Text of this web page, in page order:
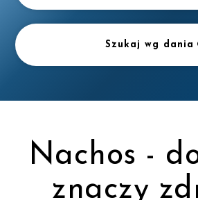
Szukaj wg dania
Nachos -
znaczy